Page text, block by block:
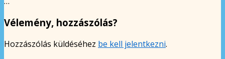
Vélemény, hozzászólás?
Hozzászólás küldéséhez be kell jelentkezni.